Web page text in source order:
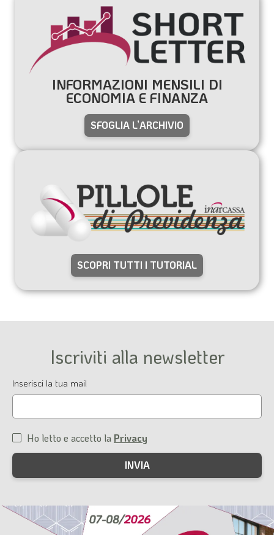
INFORMAZIONI MENSILI DI
ECONOMIA E FINANZA
SFOGLIA L’ARCHIVIO
SCOPRI TUTTI I TUTORIAL
Iscriviti alla newsletter
Email
Inserisci la tua mail
Condizioni
di
Ho letto e accetto la Privacy